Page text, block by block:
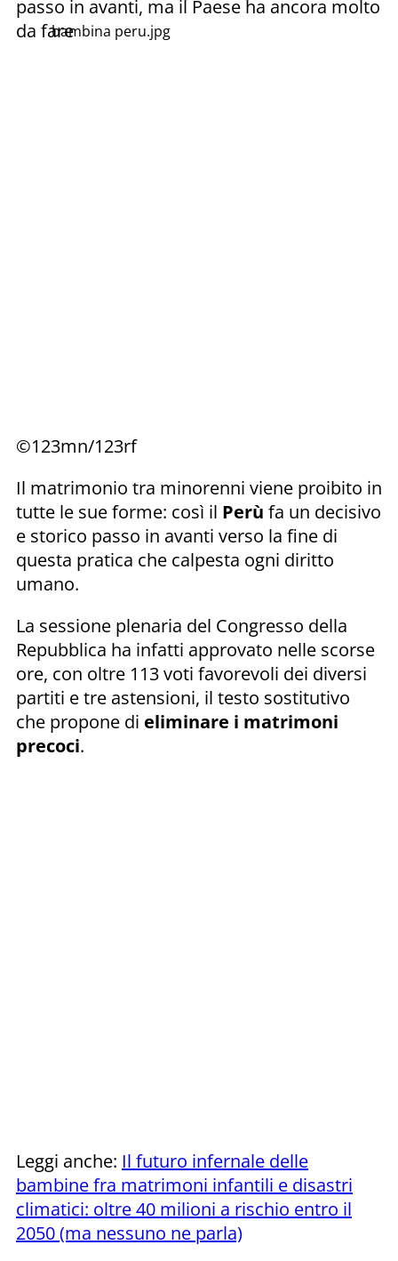
bambina peru.jpg
passo in avanti, ma il Paese ha ancora molto
da fare
©123mn/123rf
Il matrimonio tra minorenni viene proibito in
tutte le sue forme: così il Perù fa un decisivo
e storico passo in avanti verso la fine di
questa pratica che calpesta ogni diritto
umano.
La sessione plenaria del Congresso della
Repubblica ha infatti approvato nelle scorse
ore, con oltre 113 voti favorevoli dei diversi
partiti e tre astensioni, il testo sostitutivo
che propone di eliminare i matrimoni
precoci.
Leggi anche: Il futuro infernale delle
bambine fra matrimoni infantili e disastri
climatici: oltre 40 milioni a rischio entro il
2050 (ma nessuno ne parla)